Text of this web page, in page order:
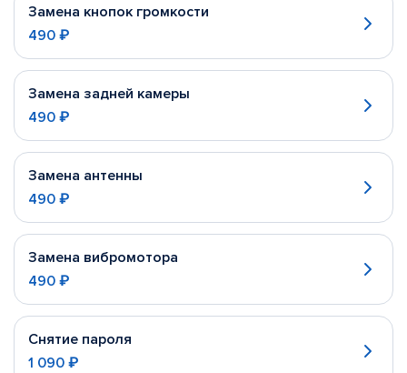
Замена кнопок громкости
490 ₽
Замена задней камеры
490 ₽
Замена антенны
490 ₽
Замена вибромотора
490 ₽
Снятие пароля
1 090 ₽